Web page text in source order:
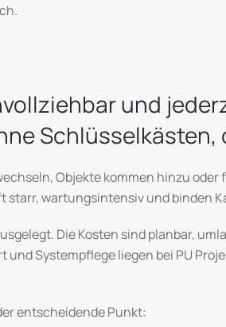
und
Schlüsselkästen,
Objekte kommen hinzu
starr, wartungsintensiv und binden
Die Kosten sind planbar,
Systempflege liegen bei PU
entscheidende Punkt: